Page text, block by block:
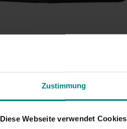
Zustimmung
Diese Webseite verwendet Cookies